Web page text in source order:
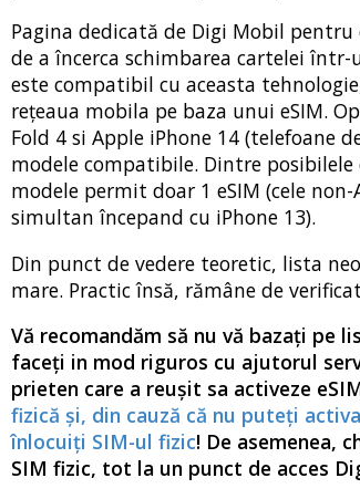
Pagina dedicată de Digi Mobil pentru
de a încerca schimbarea cartelei
este compatibil cu aceasta
rețeaua mobila pe baza unui eSIM.
Fold 4 si Apple iPhone 14 (telefoane
modele compatibile. Dintre
modele permit doar 1 eSIM (cele
simultan începand cu iPhone 13).
Din punct de vedere teoretic, lista
mare. Practic însă, rămâne de
Vă recomandăm să nu vă bazați
faceți in mod riguros cu ajutorul
prieten care a reușit sa activeze
fizică și, din cauză că nu puteți
înlocuiți SIM-ul fizic! De asemenea,
SIM fizic, tot la un punct de acces